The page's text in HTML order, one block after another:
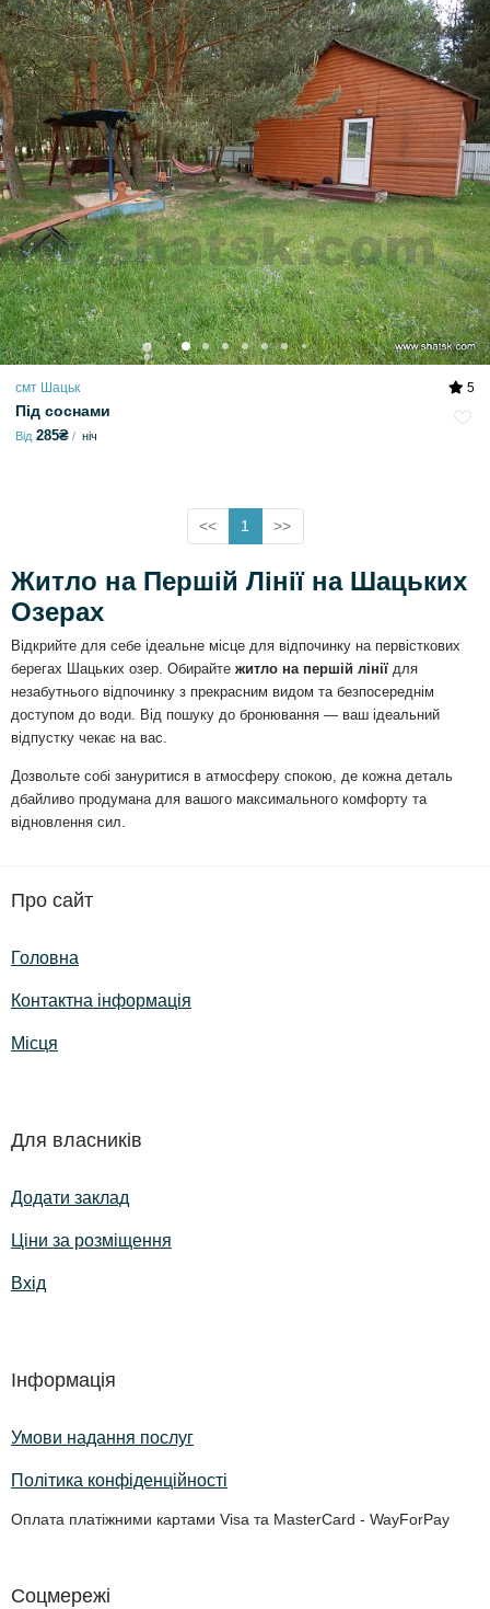
смт Шацьк 5
Під соснами
Від 285₴ ніч
<< 1 >>
Житло на Першій Лінії на Шацьких
Озерах
Відкрийте для себе ідеальне місце для відпочинку на первісткових
берегах Шацьких озер. Обирайте житло на першій лінії для
незабутнього відпочинку з прекрасним видом та безпосереднім
доступом до води. Від пошуку до бронювання — ваш ідеальний
відпустку чекає на вас.
Дозвольте собі зануритися в атмосферу спокою, де кожна деталь
дбайливо продумана для вашого максимального комфорту та
відновлення сил.
Про сайт
Головна
Контактна інформація
Місця
Для власників
Додати заклад
Ціни за розміщення
Вхід
Інформація
Умови надання послуг
Політика конфіденційності
Оплата платіжними картами Visa та MasterCard - WayForPay
Соцмережі